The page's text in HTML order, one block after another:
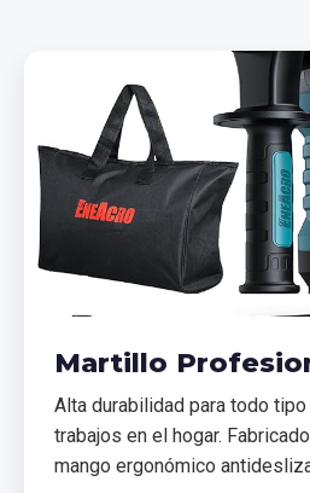
Martillo
Alta durabilidad para todo
trabajos en el hogar.
mango ergonómico